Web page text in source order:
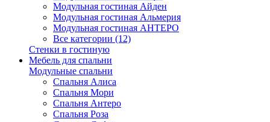
Модульная гостиная Айден
Модульная гостиная Альмерия
Модульная гостиная АНТЕРО
Все категории (12)
Стенки в гостиную
Мебель для спальни
Модульные спальни
Спальня Алиса
Спальня Мори
Спальня Антеро
Спальня Роза